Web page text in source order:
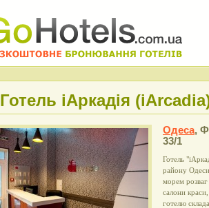
Готель iАркадія
Одеса,
33/1
Готель
району
морем розваг
салони
готелю